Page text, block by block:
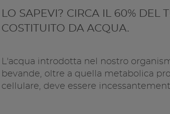
LO SAPEVI? CIRCA IL 60% DEL
COSTITUITO DA ACQUA.
L'acqua introdotta nel nostro
bevande, oltre a quella metabolica
cellulare, deve essere